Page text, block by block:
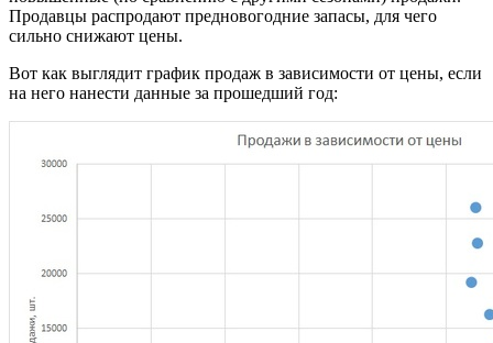
Продавцы распродают предновогодние запасы, для чего
сильно снижают цены.
Вот как выглядит график продаж в зависимости от цены, если
на него нанести данные за прошедший год: